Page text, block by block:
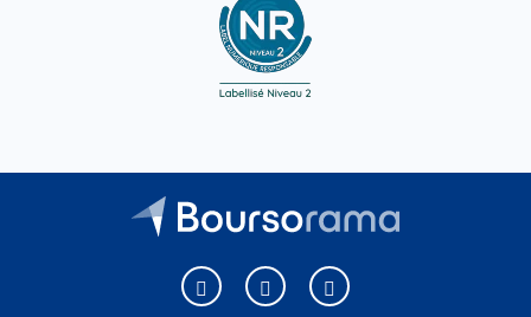
Boursorama sur Facebook
Boursorama sur XBoursorama sur